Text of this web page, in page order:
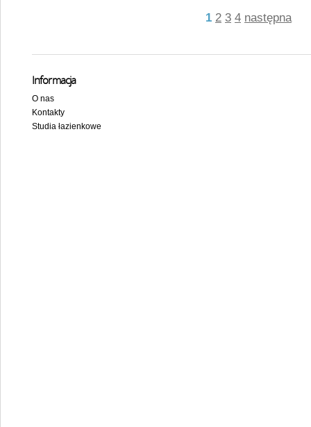
1 2 3 4 następna
Informacja
O nas
Kontakty
Studia łazienkowe